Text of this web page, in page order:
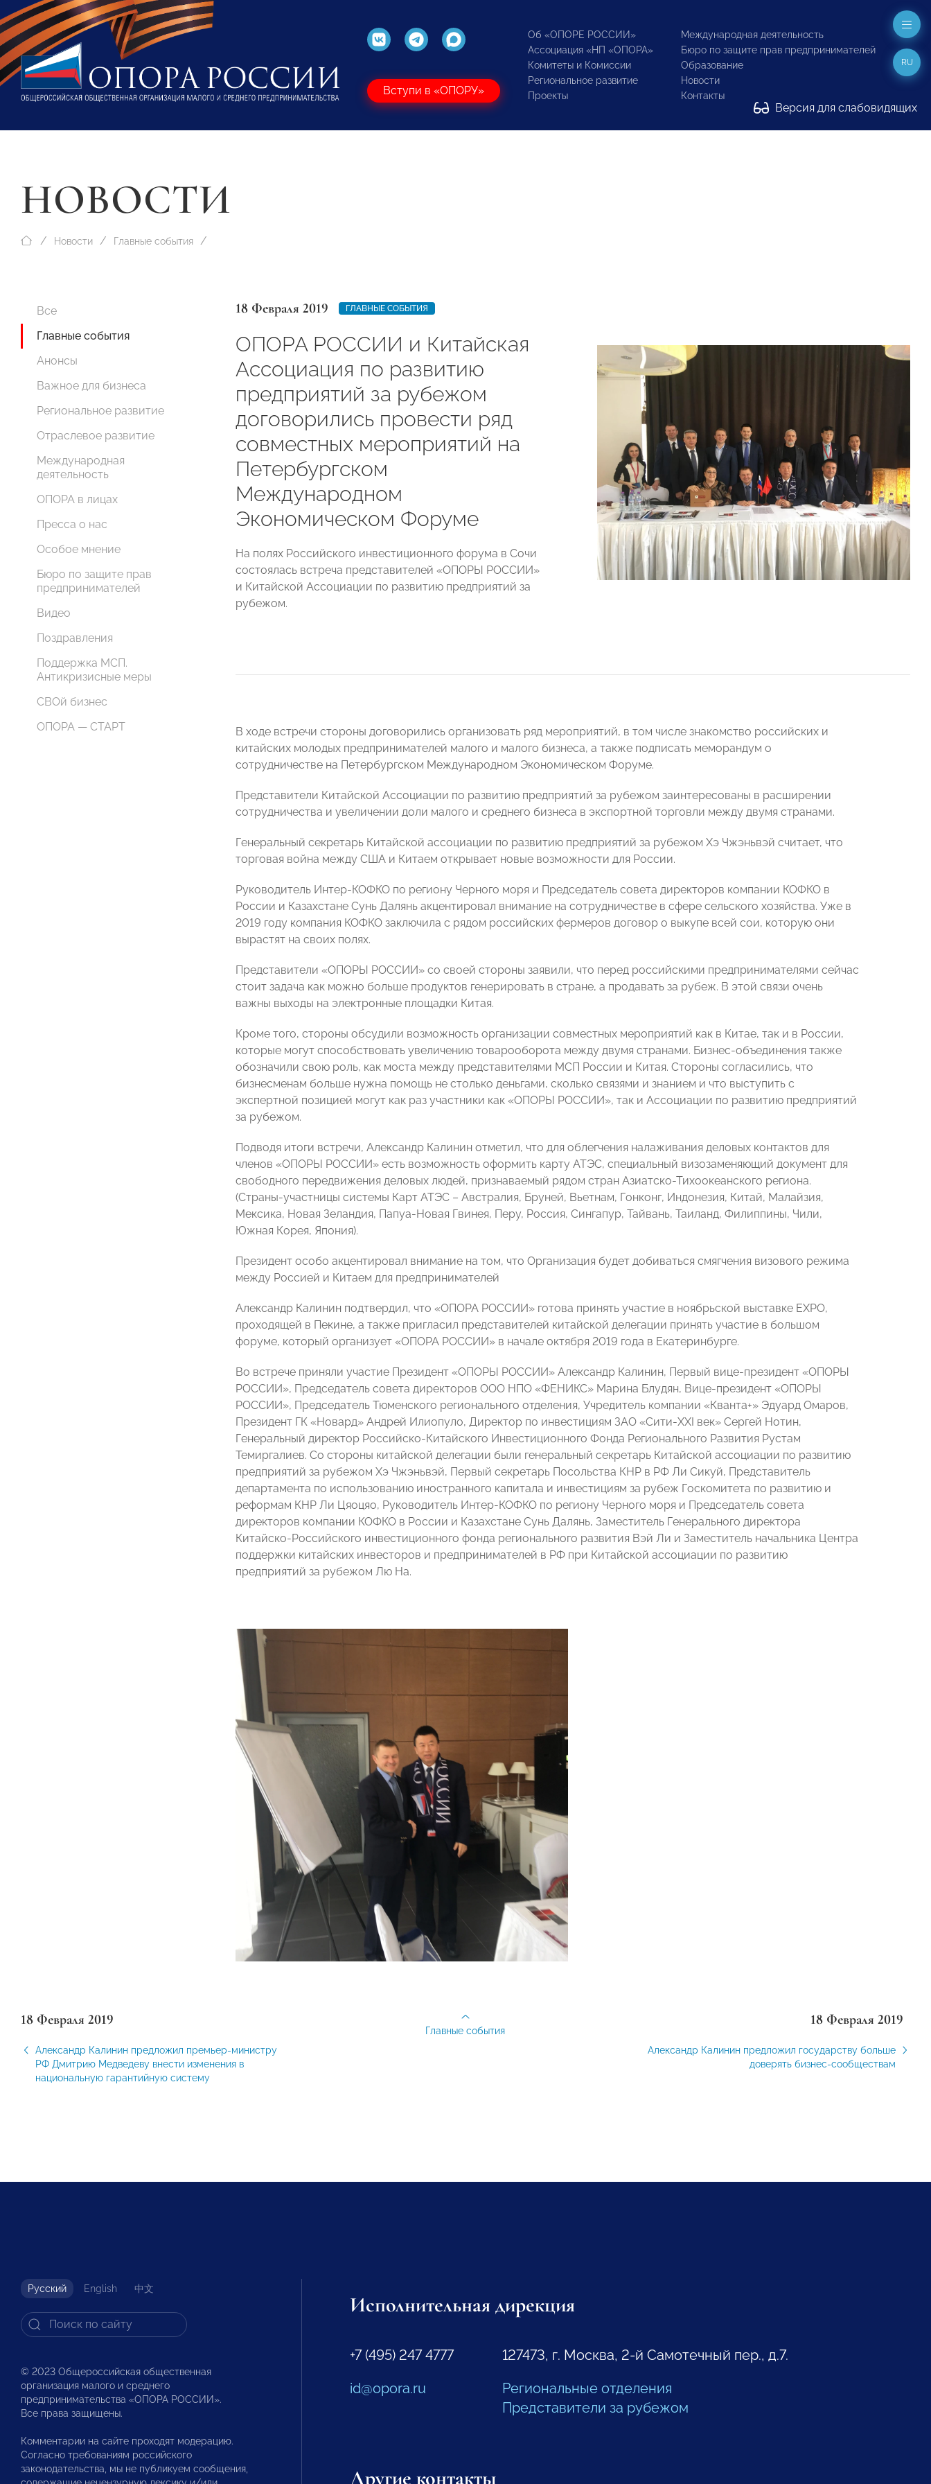
Вступи в «ОПОРУ»
Об «ОПОРЕ РОССИИ»
Ассоциация «НП «ОПОРА»
Комитеты и Комиссии
Региональное развитие
Проекты
Международная деятельность
Бюро по защите прав предпринимателей
Образование
Новости
Контакты
Версия для слабовидящих
RU
НОВОСТИ
Новости Главные события
Все
Главные события
Анонсы
Важное для бизнеса
Региональное развитие
Отраслевое развитие
Международная
деятельность
ОПОРА в лицах
Пресса о нас
Особое мнение
Бюро по защите прав
предпринимателей
Видео
Поздравления
Поддержка МСП.
Антикризисные меры
СВОй бизнес
ОПОРА — СТАРТ
18 Февраля 2019 ГЛАВНЫЕ СОБЫТИЯ
ОПОРА РОССИИ и Китайская
Ассоциация по развитию
предприятий за рубежом
договорились провести ряд
совместных мероприятий на
Петербургском
Международном
Экономическом Форуме
На полях Российского инвестиционного форума в Сочи
состоялась встреча представителей «ОПОРЫ РОССИИ»
и Китайской Ассоциации по развитию предприятий за
рубежом.
В ходе встречи стороны договорились организовать ряд мероприятий, в том числе знакомство российских и
китайских молодых предпринимателей малого и малого бизнеса, а также подписать меморандум о
сотрудничестве на Петербургском Международном Экономическом Форуме.
Представители Китайской Ассоциации по развитию предприятий за рубежом заинтересованы в расширении
сотрудничества и увеличении доли малого и среднего бизнеса в экспортной торговли между двумя странами.
Генеральный секретарь Китайской ассоциации по развитию предприятий за рубежом Хэ Чжэньвэй считает, что
торговая война между США и Китаем открывает новые возможности для России.
Руководитель Интер-КОФКО по региону Черного моря и Председатель совета директоров компании КОФКО в
России и Казахстане Сунь Далянь акцентировал внимание на сотрудничестве в сфере сельского хозяйства. Уже в
2019 году компания КОФКО заключила с рядом российских фермеров договор о выкупе всей сои, которую они
вырастят на своих полях.
Представители «ОПОРЫ РОССИИ» со своей стороны заявили, что перед российскими предпринимателями сейчас
стоит задача как можно больше продуктов генерировать в стране, а продавать за рубеж. В этой связи очень
важны выходы на электронные площадки Китая.
Кроме того, стороны обсудили возможность организации совместных мероприятий как в Китае, так и в России,
которые могут способствовать увеличению товарооборота между двумя странами. Бизнес-объединения также
обозначили свою роль, как моста между представителями МСП России и Китая. Стороны согласились, что
бизнесменам больше нужна помощь не столько деньгами, сколько связями и знанием и что выступить с
экспертной позицией могут как раз участники как «ОПОРЫ РОССИИ», так и Ассоциации по развитию предприятий
за рубежом.
Подводя итоги встречи, Александр Калинин отметил, что для облегчения налаживания деловых контактов для
членов «ОПОРЫ РОССИИ» есть возможность оформить карту АТЭС, специальный визозаменяющий документ для
свободного передвижения деловых людей, признаваемый рядом стран Азиатско-Тихоокеанского региона.
(Страны-участницы системы Карт АТЭС – Австралия, Бруней, Вьетнам, Гонконг, Индонезия, Китай, Малайзия,
Мексика, Новая Зеландия, Папуа-Новая Гвинея, Перу, Россия, Сингапур, Тайвань, Таиланд, Филиппины, Чили,
Южная Корея, Япония).
Президент особо акцентировал внимание на том, что Организация будет добиваться смягчения визового режима
между Россией и Китаем для предпринимателей
Александр Калинин подтвердил, что «ОПОРА РОССИИ» готова принять участие в ноябрьской выставке EXPO,
проходящей в Пекине, а также пригласил представителей китайской делегации принять участие в большом
форуме, который организует «ОПОРА РОССИИ» в начале октября 2019 года в Екатеринбурге.
Во встрече приняли участие Президент «ОПОРЫ РОССИИ» Александр Калинин, Первый вице-президент «ОПОРЫ
РОССИИ», Председатель совета директоров ООО НПО «ФЕНИКС» Марина Блудян, Вице-президент «ОПОРЫ
РОССИИ», Председатель Тюменского регионального отделения, Учредитель компании «Кванта+» Эдуард Омаров,
Президент ГК «Новард» Андрей Илиопуло, Директор по инвестициям ЗАО «Сити-ХХI век» Сергей Нотин,
Генеральный директор Российско-Китайского Инвестиционного Фонда Регионального Развития Рустам
Темиргалиев. Со стороны китайской делегации были генеральный секретарь Китайской ассоциации по развитию
предприятий за рубежом Хэ Чжэньвэй, Первый секретарь Посольства КНР в РФ Ли Сикуй, Представитель
департамента по использованию иностранного капитала и инвестициям за рубеж Госкомитета по развитию и
реформам КНР Ли Цяоцяо, Руководитель Интер-КОФКО по региону Черного моря и Председатель совета
директоров компании КОФКО в России и Казахстане Сунь Далянь, Заместитель Генерального директора
Китайско-Российского инвестиционного фонда регионального развития Вэй Ли и Заместитель начальника Центра
поддержки китайских инвесторов и предпринимателей в РФ при Китайской ассоциации по развитию
предприятий за рубежом Лю На.
18 Февраля 2019
Александр Калинин предложил премьер-министру
РФ Дмитрию Медведеву внести изменения в
национальную гарантийную систему
18 Февраля 2019
Александр Калинин предложил государству больше
доверять бизнес-сообществам
Главные события
Русский English 中文
© 2023 Общероссийская общественная
организация малого и среднего
предпринимательства «ОПОРА РОССИИ».
Все права защищены.
Комментарии на сайте проходят модерацию.
Согласно требованиям российского
законодательства, мы не публикуем сообщения,
Исполнительная дирекция
+7 (495) 247 4777
id@opora.ru
127473, г. Москва, 2-й Самотечный пер., д.7.
Региональные отделения
Представители за рубежом
Другие контакты